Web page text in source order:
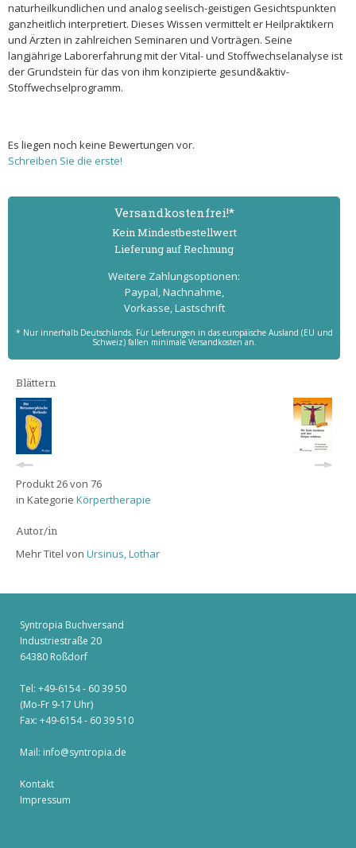
naturheilkundlichen und analog seelisch-geistigen Gesichtspunkten
ganzheitlich interpretiert. Dieses Wissen vermittelt er Heilpraktikern
und Ärzten in zahlreichen Seminaren und Vorträgen. Seine
langjährige Laborerfahrung mit der Vital- und Stoffwechselanalyse ist
der Grundstein für das von ihm konzipierte gesund&aktiv-
Stoffwechselprogramm.
Es liegen noch keine Bewertungen vor.
Schreiben Sie die erste!
Versand­kostenfrei!*
Kein Mindest­bestell­wert
Lieferung auf Rechnung
Weitere Zahlungs­optionen:
Paypal, Nachnahme,
Vorkasse, Lastschrift
* Nur innerhalb Deutschlands. Für Lieferungen in das europäische Ausland (EU und
Schweiz) fallen minimale Versandkosten an.
Blättern
Produkt 26 von 76
in Kategorie Körpertherapie
Autor/in
Mehr Titel von Ursinus, Lothar
Syntropia Buchversand
Industriestraße 20
64380 Roßdorf
Tel: +49-6154 - 60 39 50
(Mo-Fr 9-17 Uhr)
Fax: +49-6154 - 60 39 510
Mail: info@syntropia.de
Kontakt
Impressum